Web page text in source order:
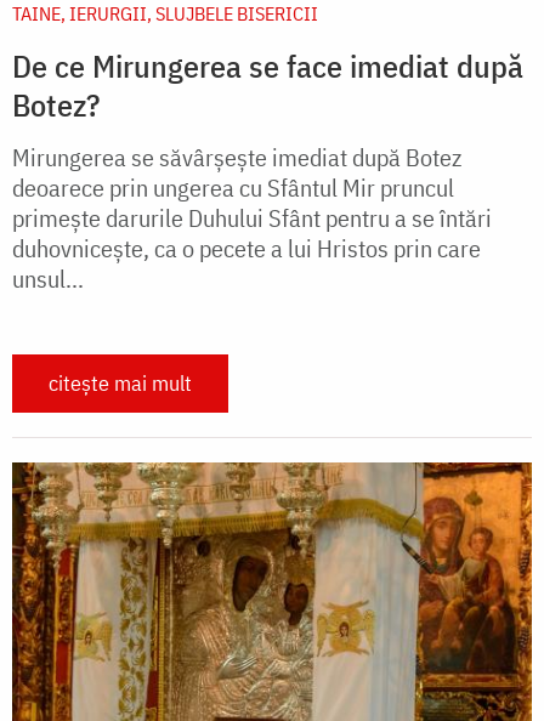
TAINE, IERURGII, SLUJBELE BISERICII
De ce Mirungerea se face imediat după
Botez?
Mirungerea se săvârşeşte imediat după Botez
deoarece prin ungerea cu Sfântul Mir pruncul
primeşte darurile Duhului Sfânt pentru a se întări
duhovniceşte, ca o pecete a lui Hristos prin care
unsul...
citește mai mult